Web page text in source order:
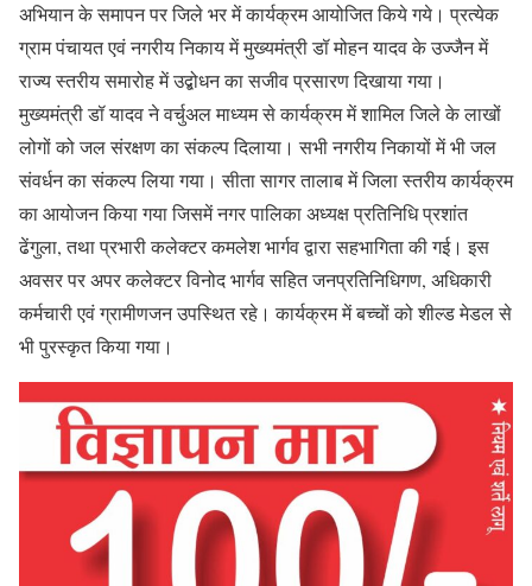
अभियान के समापन पर जिले भर में कार्यक्रम आयोजित किये गये। प्रत्येक
ग्राम पंचायत एवं नगरीय निकाय में मुख्यमंत्री डॉ मोहन यादव के उज्जैन में
राज्य स्तरीय समारोह में उद्बोधन का सजीव प्रसारण दिखाया गया।
मुख्यमंत्री डॉ यादव ने वर्चुअल माध्यम से कार्यक्रम में शामिल जिले के लाखों
लोगों को जल संरक्षण का संकल्प दिलाया। सभी नगरीय निकायों में भी जल
संवर्धन का संकल्प लिया गया। सीता सागर तालाब में जिला स्तरीय कार्यक्रम
का आयोजन किया गया जिसमें नगर पालिका अध्यक्ष प्रतिनिधि प्रशांत
ढेंगुला, तथा प्रभारी कलेक्टर कमलेश भार्गव द्वारा सहभागिता की गई। इस
अवसर पर अपर कलेक्टर विनोद भार्गव सहित जनप्रतिनिधिगण, अधिकारी
कर्मचारी एवं ग्रामीणजन उपस्थित रहे। कार्यक्रम में बच्चों को शील्ड मेडल से
भी पुरस्कृत किया गया।